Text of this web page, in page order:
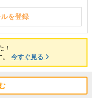
を登録
！
。今すぐ見る